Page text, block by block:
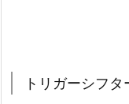
トリガーシフタ